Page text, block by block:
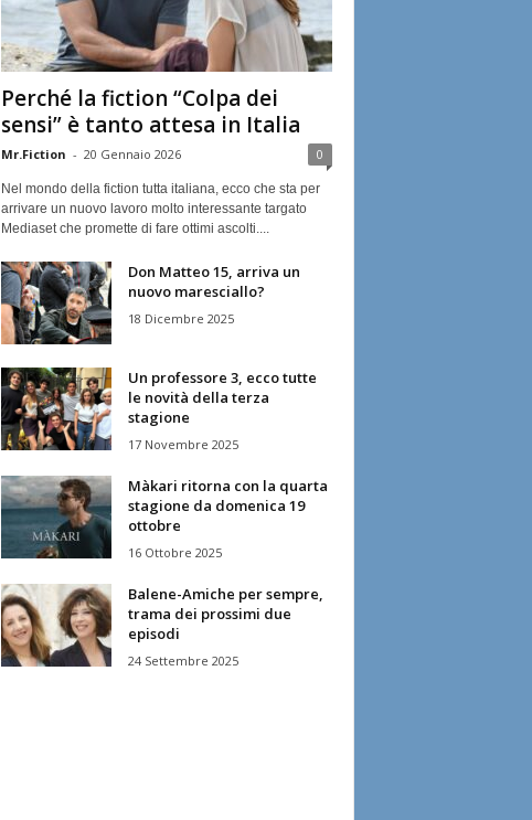
Perché la fiction “Colpa dei
sensi” è tanto attesa in Italia
Mr.Fiction - 20 Gennaio 2026 0
Nel mondo della fiction tutta italiana, ecco che sta per
arrivare un nuovo lavoro molto interessante targato
Mediaset che promette di fare ottimi ascolti....
Don Matteo 15, arriva un
nuovo maresciallo?
18 Dicembre 2025
Un professore 3, ecco tutte
le novità della terza
stagione
17 Novembre 2025
Màkari ritorna con la quarta
stagione da domenica 19
ottobre
16 Ottobre 2025
Balene-Amiche per sempre,
trama dei prossimi due
episodi
24 Settembre 2025